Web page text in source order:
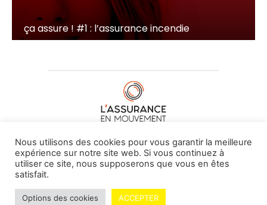
ça assure ! #1 : l’assurance incendie
À PROPOS DE NOUS•CONTACT
© L'assurance en mouvement -By Vovoxx Média
Nous utilisons des cookies pour vous garantir la meilleure
expérience sur notre site web. Si vous continuez à
utiliser ce site, nous supposerons que vous en êtes
satisfait.
Options des cookies ACCEPTER